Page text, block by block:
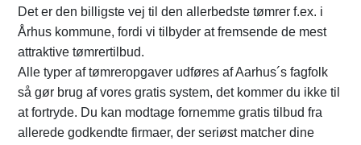
Det er den billigste vej til den allerbedste tømrer f.ex. i
Århus kommune, fordi vi tilbyder at fremsende de mest
attraktive tømrertilbud.
Alle typer af tømreropgaver udføres af Aarhus´s fagfolk
så gør brug af vores gratis system, det kommer du ikke til
at fortryde. Du kan modtage fornemme gratis tilbud fra
allerede godkendte firmaer, der seriøst matcher dine